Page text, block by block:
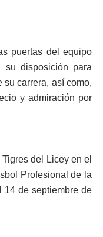
puertas del equipo
su disposición para
su carrera, así como,
y admiración por
del Licey en el
Profesional de la
14 de septiembre de